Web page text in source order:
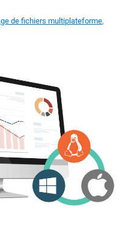
de fichiers multiplateforme,